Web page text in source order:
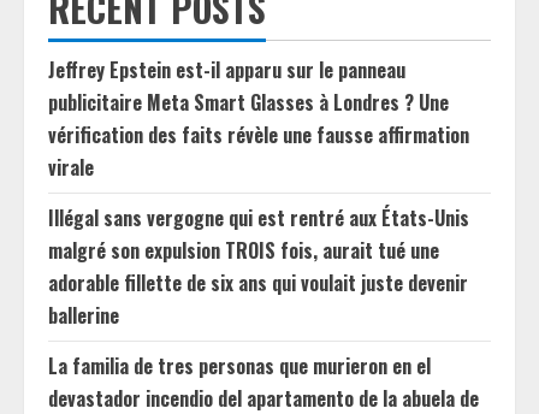
Jeffrey Epstein est-il apparu sur le panneau
publicitaire Meta Smart Glasses à Londres ? Une
vérification des faits révèle une fausse affirmation
virale
Illégal sans vergogne qui est rentré aux États-Unis
malgré son expulsion TROIS fois, aurait tué une
adorable fillette de six ans qui voulait juste devenir
ballerine
La familia de tres personas que murieron en el
devastador incendio del apartamento de la abuela de